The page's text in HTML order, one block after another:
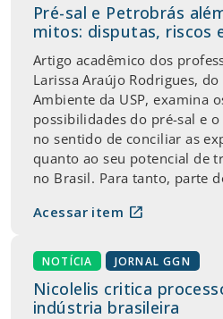
Pré-sal e Petrobrás
mitos: disputas, riscos
Artigo acadêmico dos
Larissa Araújo Rodrigues,
Ambiente da USP, examina
possibilidades do pré-sal e
no sentido de conciliar as
quanto ao seu potencial de
no Brasil. Para tanto, parte
Acessar item open_in_new
NOTÍCIA JORNAL GGN
Nicolelis critica
indústria brasileira